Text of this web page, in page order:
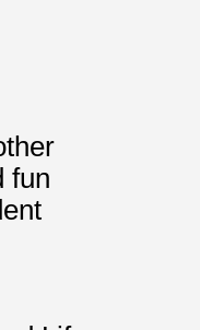
fun